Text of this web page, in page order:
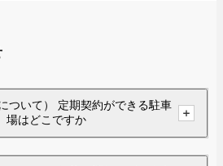
ついて） 定期契約ができる駐車
場はどこですか